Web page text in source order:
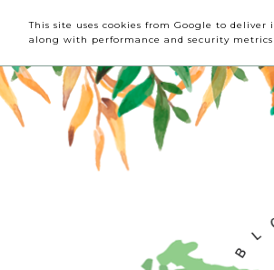
INICIO CRÍTICAS
This site uses cookies from Google to
along with performance and security